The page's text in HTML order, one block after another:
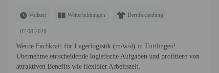
Vollzeit Weiterbildungen Berufskleidung
07.08.2026
Werde Fachkraft für Lagerlogistik (m/w/d) in Tuttlingen!
Übernehme entscheidende logistische Aufgaben und profitiere von
attraktiven Benefits wie flexibler Arbeitszeit,